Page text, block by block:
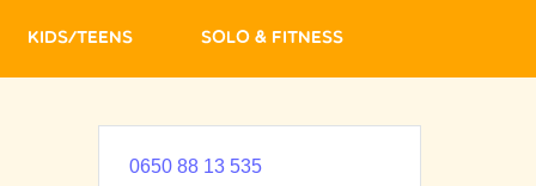
Kids/Teens Solo & Fitness
0650 88 13 535